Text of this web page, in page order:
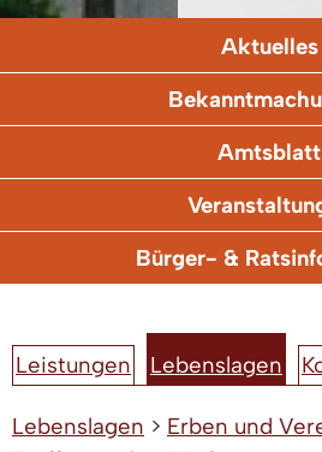
Aktuelles
Amtsblatt
Bürger- &
Leistungen Lebenslagen
Lebenslagen > Erben und